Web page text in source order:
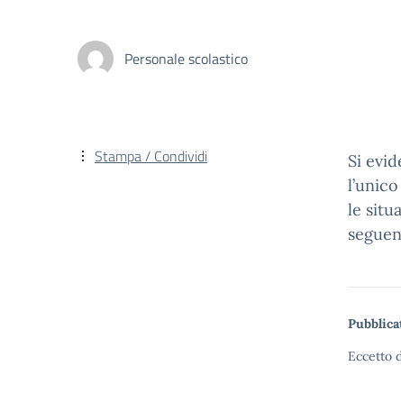
Personale scolastico
Si
le
Eccetto
Stampa / Condividi